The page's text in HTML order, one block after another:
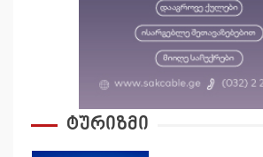
ტურიზმი